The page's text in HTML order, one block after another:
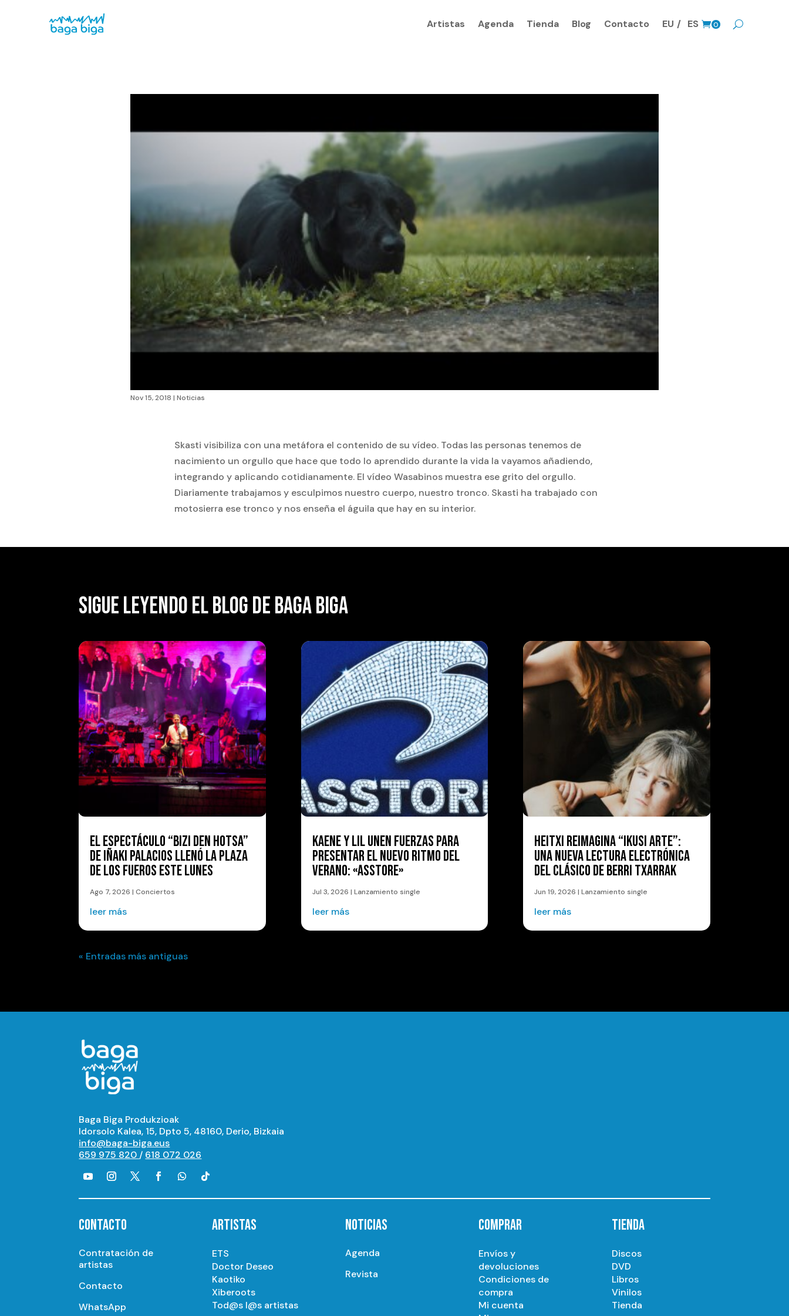
Artistas Agenda Tienda Blog Contacto EU ES
0
Nov 15, 2018 | Noticias
Skasti visibiliza con una metáfora el contenido de su vídeo. Todas las personas tenemos de
nacimiento un orgullo que hace que todo lo aprendido durante la vida la vayamos añadiendo,
integrando y aplicando cotidianamente. El vídeo Wasabinos muestra ese grito del orgullo.
Diariamente trabajamos y esculpimos nuestro cuerpo, nuestro tronco. Skasti ha trabajado con
motosierra ese tronco y nos enseña el águila que hay en su interior.
SIGUE LEYENDO EL BLOG DE BAGA BIGA
EL ESPECTÁCULO “BIZI DEN HOTSA”
DE IÑAKI PALACIOS LLENÓ LA PLAZA
DE LOS FUEROS ESTE LUNES
Ago 7, 2026 |Conciertos
leer más
KAENE Y LIL UNEN FUERZAS PARA
PRESENTAR EL NUEVO RITMO DEL
VERANO: «ASSTORE»
Jul 3, 2026 | Lanzamiento single
leer más
HEITXI REIMAGINA “IKUSI ARTE”:
UNA NUEVA LECTURA ELECTRÓNICA
DEL CLÁSICO DE BERRI TXARRAK
Jun 19, 2026 | Lanzamiento single
leer más
« Entradas más antiguas
Baga Biga Produkzioak
Idorsolo Kalea, 15, Dpto 5, 48160, Derio, Bizkaia
info@baga-biga.eus
659 975 820/ 618 072 026
CONTACTO
Contratación de
artistas
Contacto
WhatsApp
ARTISTAS
ETS
Doctor Deseo
Kaotiko
Xiberoots
Tod@s l@s artistas
NOTICIAS
Agenda
Revista
COMPRAR
Envíos y
devoluciones
Condiciones de
compra
Mi cuenta
TIENDA
Discos
DVD
Libros
Vinilos
Tienda